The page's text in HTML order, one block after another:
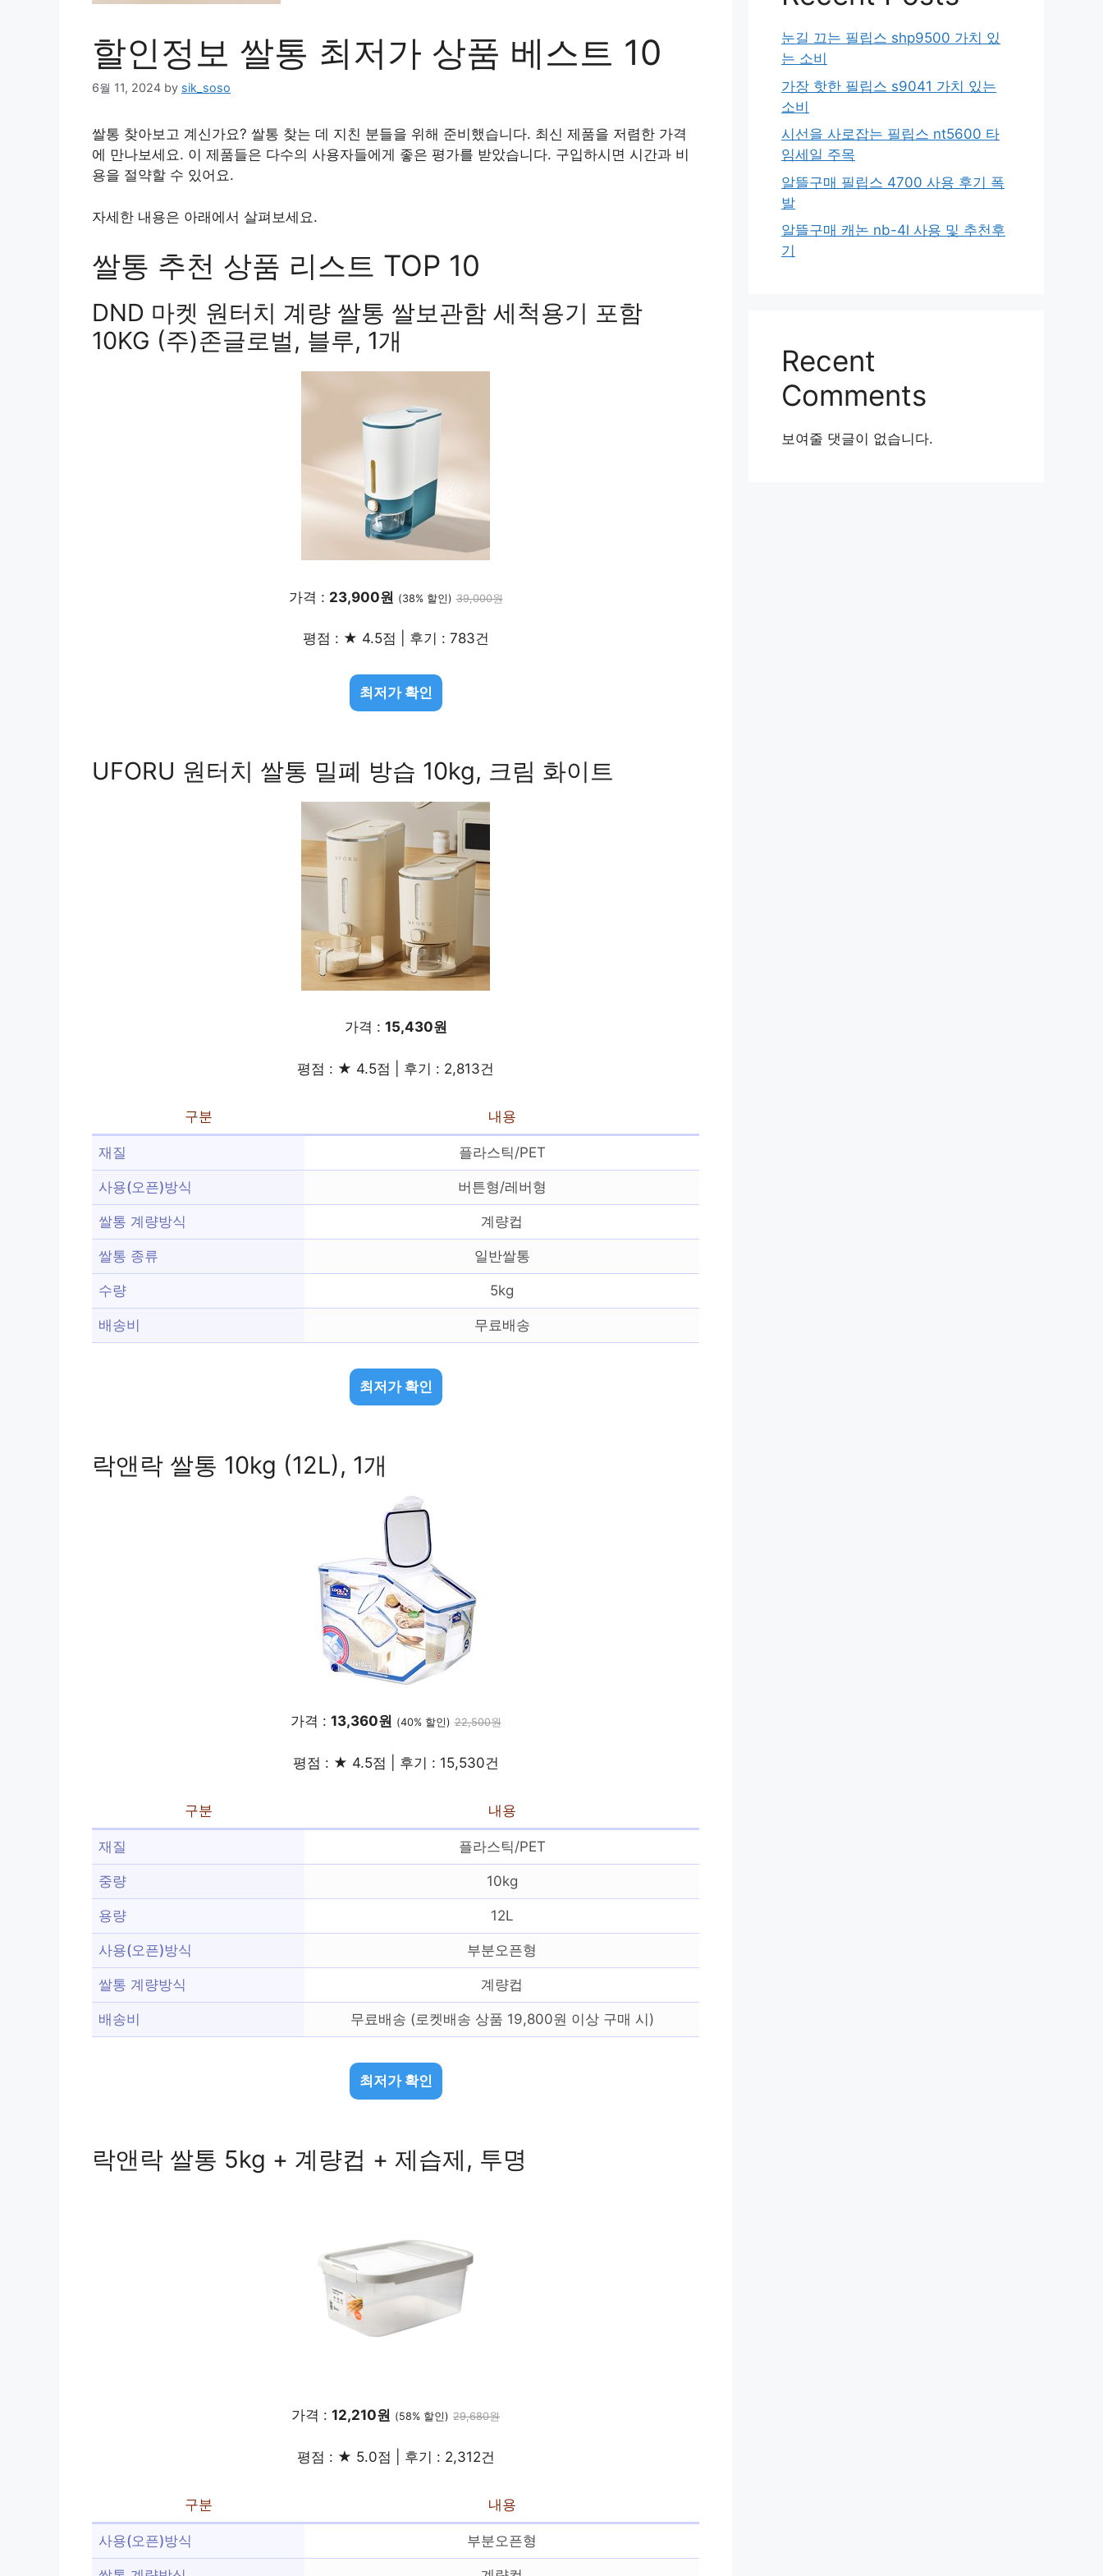
할인정보 쌀통 최저가 상품 베스트 10
6월 11, 2024 by sik_soso
쌀통 찾아보고 계신가요? 쌀통 찾는 데 지친 분들을 위해 준비했습니다. 최신 제품을 저렴한 가격
에 만나보세요. 이 제품들은 다수의 사용자들에게 좋은 평가를 받았습니다. 구입하시면 시간과 비
용을 절약할 수 있어요.
자세한 내용은 아래에서 살펴보세요.
쌀통 추천 상품 리스트 TOP 10
DND 마켓 원터치 계량 쌀통 쌀보관함 세척용기 포함
10KG (주)존글로벌, 블루, 1개
가격 : 23,900원 (38% 할인) 39,000원
평점 : ★ 4.5점 | 후기 : 783건
최저가 확인
UFORU 원터치 쌀통 밀폐 방습 10kg, 크림 화이트
가격 : 15,430원
평점 : ★ 4.5점 | 후기 : 2,813건
구분 내용
재질 플라스틱/PET
사용(오픈)방식 버튼형/레버형
쌀통 계량방식 계량컵
쌀통 종류 일반쌀통
수량 5kg
배송비 무료배송
최저가 확인
락앤락 쌀통 10kg (12L), 1개
가격 : 13,360원 (40% 할인) 22,500원
평점 : ★ 4.5점 | 후기 : 15,530건
구분 내용
재질 플라스틱/PET
중량 10kg
용량 12L
사용(오픈)방식 부분오픈형
쌀통 계량방식 계량컵
배송비 무료배송 (로켓배송 상품 19,800원 이상 구매 시)
최저가 확인
락앤락 쌀통 5kg + 계량컵 + 제습제, 투명
가격 : 12,210원 (58% 할인) 29,680원
평점 : ★ 5.0점 | 후기 : 2,312건
구분 내용
사용(오픈)방식 부분오픈형
눈길 끄는 필립스 shp9500 가치 있
는 소비
가장 핫한 필립스 s9041 가치 있는
소비
시선을 사로잡는 필립스 nt5600 타
임세일 주목
알뜰구매 필립스 4700 사용 후기 폭
발
알뜰구매 캐논 nb-4l 사용 및 추천후
기
Recent
Comments
보여줄 댓글이 없습니다.